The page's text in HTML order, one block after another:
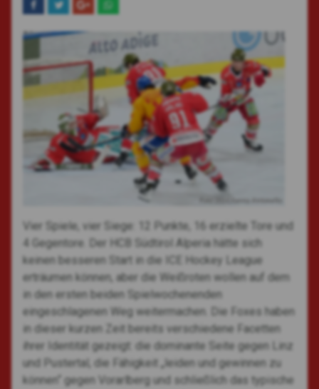
Vier Spiele, vier Siege: 12 Punkte, 16 erzielte Tore und
4 Gegentore. Der HCB Südtirol Alperia hätte sich
keinen besseren Start in die ICE Hockey League
erträumen können, aber die Weißroten wollen auf dem
in den ersten beiden Spielwochenenden
eingeschlagenen Weg weitermachen. Die Foxes haben
in dieser kurzen Zeit bereits verschiedene Facetten
ihrer Identität gezeigt: die dominante Seite gegen Linz
und Pustertal, die Fähigkeit „leiden und gewinnen zu
können“ gegen Vorarlberg und schließlich das typische